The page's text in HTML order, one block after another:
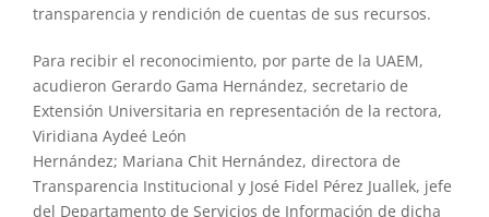
transparencia y rendición de cuentas de sus recursos.
Para recibir el reconocimiento, por parte de la UAEM,
acudieron Gerardo Gama Hernández, secretario de
Extensión Universitaria en representación de la rectora,
Viridiana Aydeé León
Hernández; Mariana Chit Hernández, directora de
Transparencia Institucional y José Fidel Pérez Juallek, jefe
del Departamento de Servicios de Información de dicha